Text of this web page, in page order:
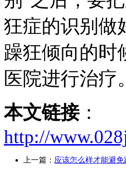
狂症的识别做
躁狂倾向的时
医院进行治疗。
本文链接：
http://
上一篇： 应该怎么样才能避